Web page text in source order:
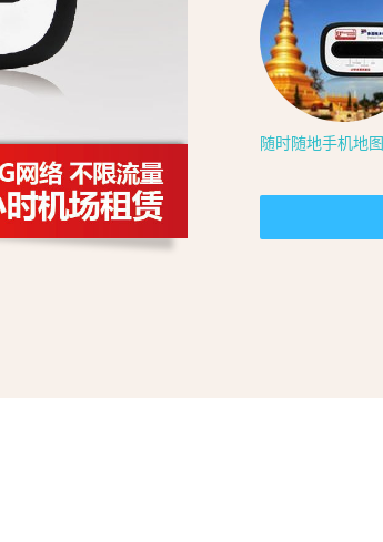
随时随地手机地图